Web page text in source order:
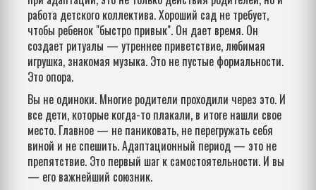
работа детского коллектива. Хороший сад не требует,
чтобы ребенок "быстро привык". Он дает время. Он
создает ритуалы — утреннее приветствие, любимая
игрушка, знакомая музыка. Это не пустые формальности.
Это опора.
Вы не одиноки. Многие родители проходили через это. И
все дети, которые когда-то плакали, в итоге нашли свое
место. Главное — не паниковать, не перегружать себя
виной и не спешить. Адаптационный период — это не
препятствие. Это первый шаг к самостоятельности. И вы
— его важнейший союзник.